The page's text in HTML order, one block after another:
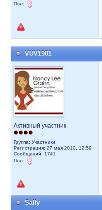
Пол:
VUV1981
Активный участник
Группа: Участники
Регистрация: 27 мая 2010, 12:59
Сообщений: 1741
Пол:
Sally